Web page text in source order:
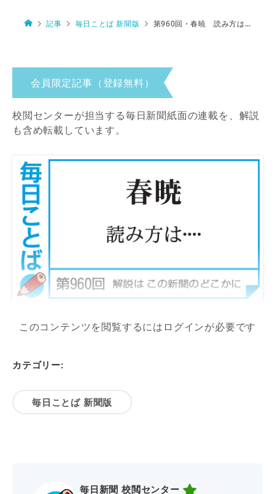
記事 毎日ことば 新聞版 第960回・春暁 読み方は…
会員限定記事（登録無料）
校閲センターが担当する毎日新聞紙面の連載を、解説
も含め転載しています。
このコンテンツを閲覧するにはログインが必要です
カテゴリー:
毎日ことば 新聞版
毎日新聞 校閲センター